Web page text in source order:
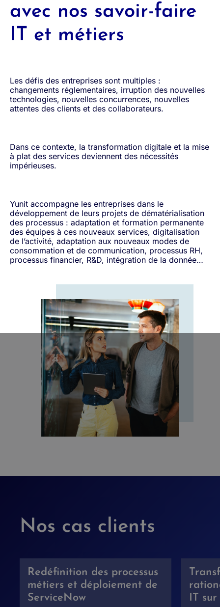
avec nos savoir-faire
IT et métiers
Les défis des entreprises sont multiples :
changements réglementaires, irruption des nouvelles
technologies, nouvelles concurrences, nouvelles
attentes des clients et des collaborateurs.
Dans ce contexte, la transformation digitale et la mise
à plat des services deviennent des nécessités
impérieuses.
Yunit accompagne les entreprises dans le
développement de leurs projets de dématérialisation
des processus : adaptation et formation permanente
des équipes à ces nouveaux services, digitalisation
de l’activité, adaptation aux nouveaux modes de
consommation et de communication, processus RH,
processus financier, R&D, intégration de la donnée…
Nos cas clients
Redéfinition des processus
métiers et déploiement de
ServiceNow
IT